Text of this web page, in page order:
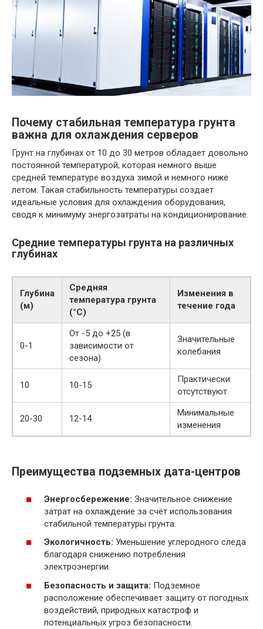
Почему стабильная температура грунта
важна для охлаждения серверов
Грунт на глубинах от 10 до 30 метров обладает довольно
постоянной температурой, которая немного выше
средней температуре воздуха зимой и немного ниже
летом. Такая стабильность температуры создает
идеальные условия для охлаждения оборудования,
сводя к минимуму энергозатраты на кондиционирование.
Средние температуры грунта на различных
глубинах
Глубина
(м)
Средняя
температура грунта
(°C)
Изменения в
течение года
0-1
От -5 до +25 (в
зависимости от
сезона)
Значительные
колебания
10 10-15
Практически
отсутствуют
20-30 12-14
Минимальные
изменения
Преимущества подземных дата-центров
Энергосбережение: Значительное снижение
затрат на охлаждение за счёт использования
стабильной температуры грунта.
Экологичность: Уменьшение углеродного следа
благодаря снижению потребления
электроэнергии.
Безопасность и защита: Подземное
расположение обеспечивает защиту от погодных
воздействий, природных катастроф и
потенциальных угроз безопасности.